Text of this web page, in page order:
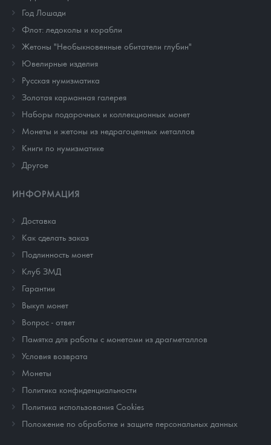
Год Лошади
Флот: ледоколы и корабли
Жетоны "Необыкновенные обитатели глубин"
Ювелирные изделия
Русская нумизматика
Золотая карманная галерея
Наборы подарочных и коллекционных монет
Монеты и жетоны из недрагоценных металлов
Книги по нумизматике
Другое
ИНФОРМАЦИЯ
Доставка
Как сделать заказ
Подлинность монет
Клуб ЗМД
Гарантии
Выкуп монет
Вопрос - ответ
Памятка для работы с монетами из драгметаллов
Условия возврата
Монеты
Политика конфиденциальности
Политика использования Cookies
Положение по обработке и защите персональных данных